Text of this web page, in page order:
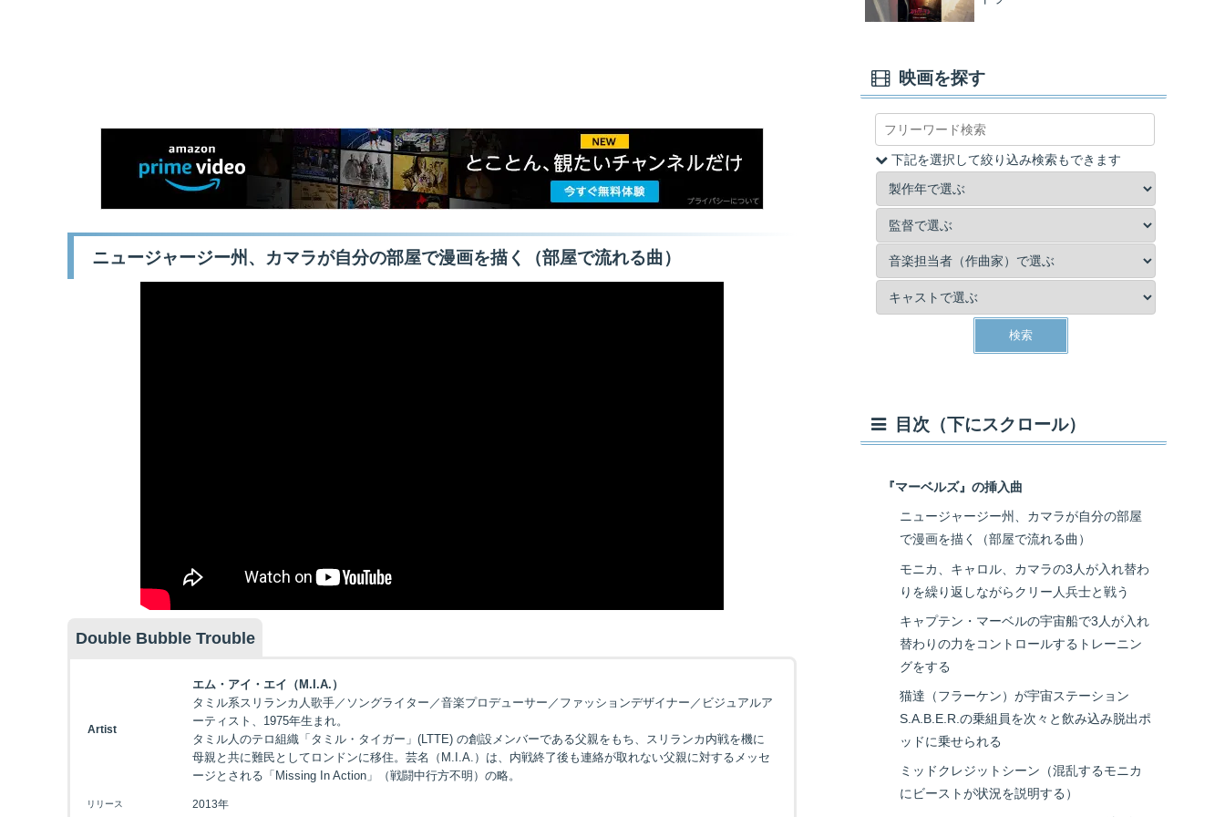
ニュージャージー州、カマラが自分の部屋で漫画を描く（部屋で流れる曲）
Double Bubble Trouble
Artist
エム・アイ・エイ（M.I.A.）
タミル系スリランカ人歌手／ソングライター／音楽プロデューサー／ファッションデザイナー／ビジュアルア
ーティスト、1975年生まれ。
タミル人のテロ組織「タミル・タイガー」(LTTE) の創設メンバーである父親をもち、スリランカ内戦を機に
母親と共に難民としてロンドンに移住。芸名（M.I.A.）は、内戦終了後も連絡が取れない父親に対するメッセ
ージとされる「Missing In Action」（戦闘中行方不明）の略。
リリース 2013年
映画を探す
下記を選択して絞り込み検索もできます
目次（下にスクロール）
『マーベルズ』の挿入曲
ニュージャージー州、カマラが自分の部屋
で漫画を描く（部屋で流れる曲）
モニカ、キャロル、カマラの3人が入れ替わ
りを繰り返しながらクリー人兵士と戦う
キャプテン・マーベルの宇宙船で3人が入れ
替わりの力をコントロールするトレーニン
グをする
猫達（フラーケン）が宇宙ステーション
S.A.B.E.R.の乗組員を次々と飲み込み脱出ポ
ッドに乗せられる
ミッドクレジットシーン（混乱するモニカ
にビーストが状況を説明する）